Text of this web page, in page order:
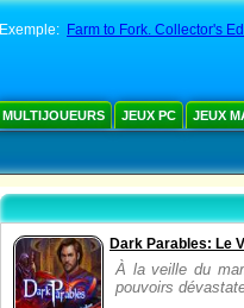
Exemple: Farm to Fork. Collector's
MULTIJOUEURS JEUX PC JEUX
Dark Parables: Le
À la veille du
pouvoirs